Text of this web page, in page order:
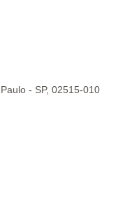
- SP, 02515-010